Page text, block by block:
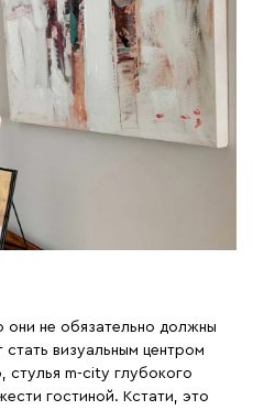
они не обязательно должны
визуальным центром
m-city глубокого
гостиной. Кстати, это